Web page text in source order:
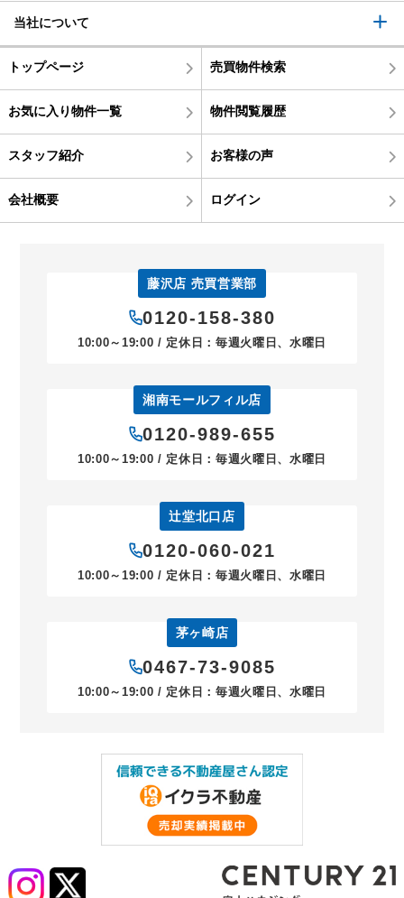
当社について
トップページ 売買物件検索
お気に入り物件一覧 物件閲覧履歴
スタッフ紹介 お客様の声
会社概要 ログイン
藤沢店 売買営業部
0120-158-380
10:00～19:00 / 定休日：毎週火曜日、水曜日
湘南モールフィル店
0120-989-655
10:00～19:00 / 定休日：毎週火曜日、水曜日
辻堂北口店
0120-060-021
10:00～19:00 / 定休日：毎週火曜日、水曜日
茅ヶ崎店
0467-73-9085
10:00～19:00 / 定休日：毎週火曜日、水曜日